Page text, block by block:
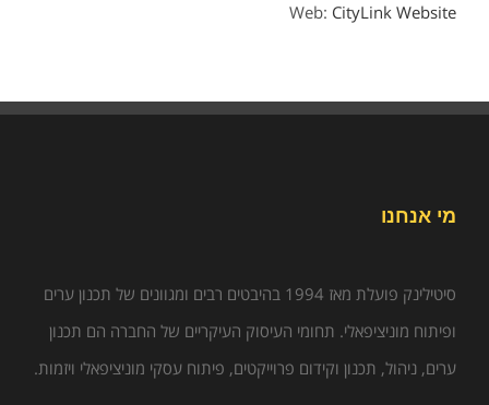
Web: CityLink Website
מי אנחנו
סיטילינק פועלת מאז 1994 בהיבטים רבים ומגוונים של תכנון ערים
ופיתוח מוניציפאלי. תחומי העיסוק העיקריים של החברה הם תכנון
ערים, ניהול, תכנון וקידום פרוייקטים, פיתוח עסקי מוניציפאלי ויזמות.